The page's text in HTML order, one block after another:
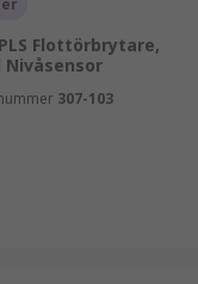
PLS Flottörbrytare,
307-103